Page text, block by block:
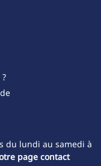
du lundi au samedi à
page contact